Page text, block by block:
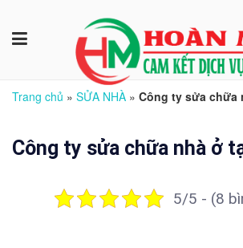
Trang chủ » SỬA NHÀ » Công ty sửa chữa
Công ty sửa chữa nhà ở
5/5 - (8